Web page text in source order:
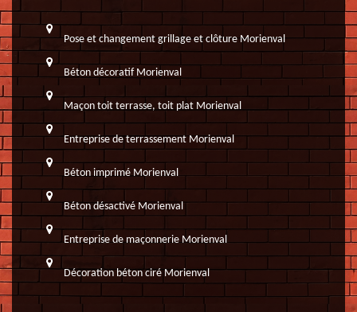
Pose et changement grillage et clôture Morienval
Béton décoratif Morienval
Maçon toit terrasse, toit plat Morienval
Entreprise de terrassement Morienval
Béton imprimé Morienval
Béton désactivé Morienval
Entreprise de maçonnerie Morienval
Décoration béton ciré Morienval